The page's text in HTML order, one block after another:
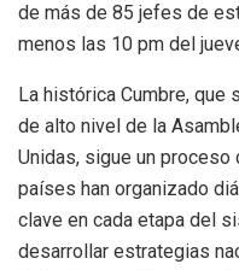
de más de 85 jefes de
menos las 10 pm del
La histórica Cumbre, que
de alto nivel de la
Unidas, sigue un
países han organizado
clave en cada etapa del
desarrollar estrategias